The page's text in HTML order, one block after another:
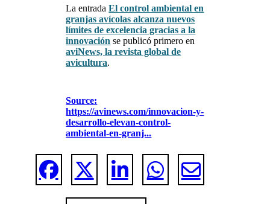
La entradaEl control ambiental en
granjas avícolas alcanza nuevos
límites de excelencia gracias a la
innovación se publicó primero en
aviNews, la revista global de
avicultura.
Source:
https://avinews.com/innovacion-y-
desarrollo-elevan-control-
ambiental-en-granj...